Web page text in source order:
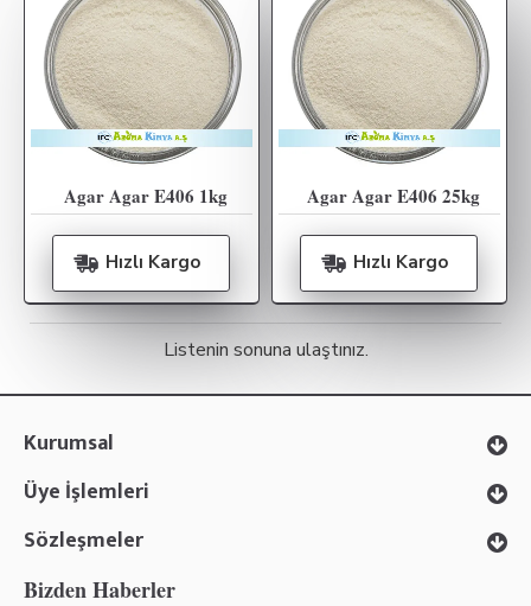
Agar Agar E406 1kg
Hızlı Kargo
Agar Agar E406 25kg
Hızlı Kargo
Listenin sonuna ulaştınız.
Kurumsal
Üye İşlemleri
Sözleşmeler
Bizden Haberler